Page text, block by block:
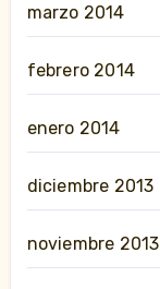
marzo 2014
febrero 2014
enero 2014
diciembre 2013
noviembre 2013